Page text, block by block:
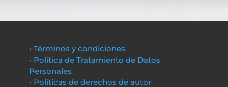
• Términos y condiciones
• Política de Tratamiento de Datos
Personales
• Políticas de derechos de autor